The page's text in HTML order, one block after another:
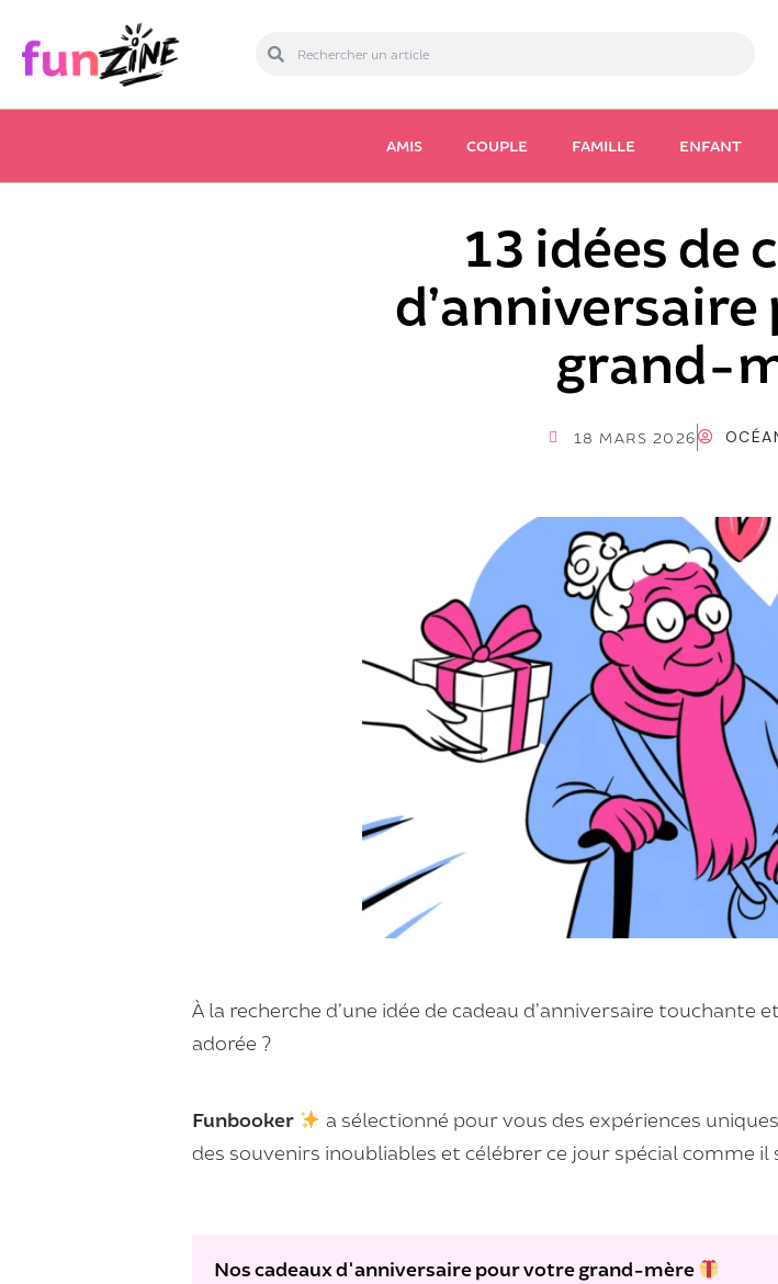
AMIS COUPLE FAMILLE ENFANT
13 idées de
grand-
18 MARS 2026
À la recherche d’une idée de cadeau d’anniversaire
adorée ?
Funbooker
a sélectionné pour vous des expériences
des souvenirs inoubliables et célébrer ce jour spécial comme il
Nos cadeaux d'anniversaire pour votre grand-mère